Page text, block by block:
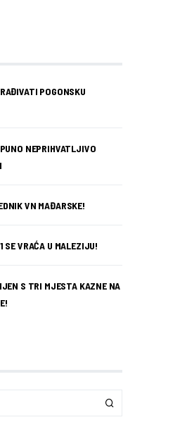
POGONSKU
NEPRIHVATLJIVO
VN MAĐARSKE!
SE VRAĆA U MALEZIJU!
S TRI MJESTA KAZNE NA